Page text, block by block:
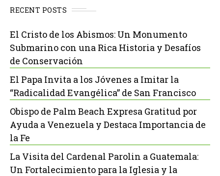
RECENT POSTS
El Cristo de los Abismos: Un Monumento
Submarino con una Rica Historia y Desafíos
de Conservación
El Papa Invita a los Jóvenes a Imitar la
“Radicalidad Evangélica” de San Francisco
Obispo de Palm Beach Expresa Gratitud por
Ayuda a Venezuela y Destaca Importancia de
la Fe
La Visita del Cardenal Parolin a Guatemala:
Un Fortalecimiento para la Iglesia y la